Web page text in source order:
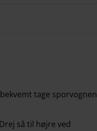
tage sporvognen
så til højre ved